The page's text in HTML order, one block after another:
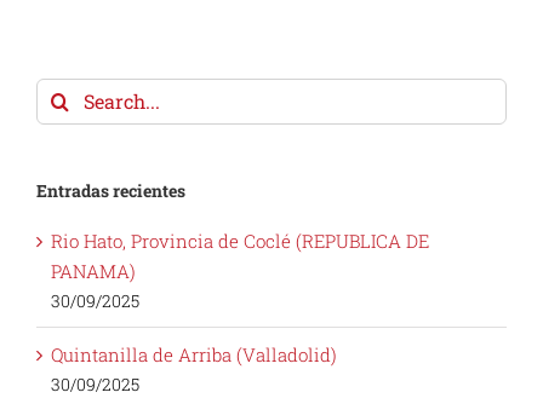
Search
for:
Entradas recientes
Rio Hato, Provincia de Coclé (REPUBLICA DE
PANAMA)
30/09/2025
Quintanilla de Arriba (Valladolid)
30/09/2025